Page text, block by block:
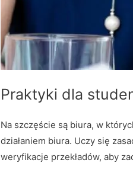
Praktyki dla
Na szczęście są biura, w
działaniem biura. Uczy się
weryfikacje przekładów, aby